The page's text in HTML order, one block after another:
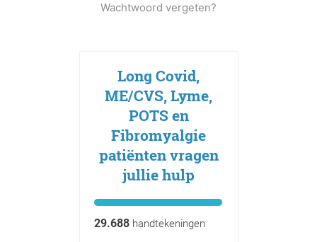
Wachtwoord vergeten?
Long Covid,
ME/CVS, Lyme,
POTS en
Fibromyalgie
patiënten vragen
jullie hulp
29.688handtekeningen